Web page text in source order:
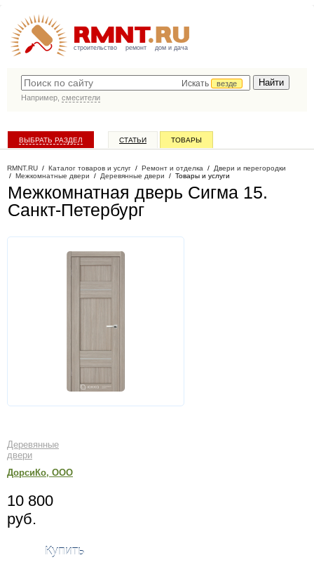
строительство ремонт дом и дача
Искать
везде
Например, смесители
ВЫБРАТЬ РАЗДЕЛ СТАТЬИ ТОВАРЫ
RMNT.RU / Каталог товаров и услуг / Ремонт и отделка / Двери и перегородки
/ Межкомнатные двери / Деревянные двери / Товары и услуги
Межкомнатная дверь Сигма 15.
Санкт-Петербург
Деревянные
двери
ДорсиКо, ООО
10 800
руб.
Купить